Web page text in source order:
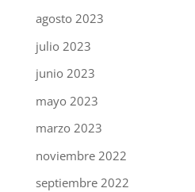
agosto 2023
julio 2023
junio 2023
mayo 2023
marzo 2023
noviembre 2022
septiembre 2022